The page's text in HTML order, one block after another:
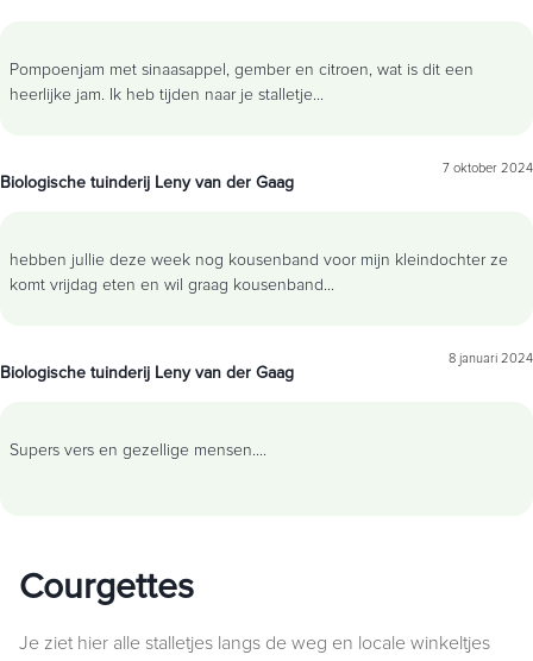
Pompoenjam met sinaasappel, gember en citroen, wat is dit een
heerlijke jam. Ik heb tijden naar je stalletje...
Biologische tuinderij Leny van der Gaag
7 oktober 2024
hebben jullie deze week nog kousenband voor mijn kleindochter ze
komt vrijdag eten en wil graag kousenband ...
Biologische tuinderij Leny van der Gaag
8 januari 2024
Supers vers en gezellige mensen....
Courgettes
Je ziet hier alle stalletjes langs de weg en locale winkeltjes